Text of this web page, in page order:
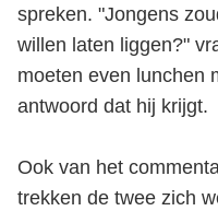
spreken. "Jongens
willen laten liggen?"
moeten even lunchen
antwoord dat hij krijgt.
Ook van het
trekken de twee zich